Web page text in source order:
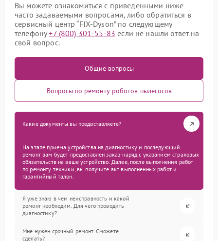
Вы можете ознакомиться с приведенными ниже
часто задаваемыми вопросами, либо обратиться в
сервисный центр “FIX-Dyson” по следующему
телефону+7 (800) 301-55-83 если не нашли ответ на
свой вопрос.
Общие вопросы
Вопросы по ремонту роботов-пылесосов
Какие документы вы предоставляете?
На этапе приема устройства на диагностику и последующий
ремонт вам будет предоставлен заказ-наряд с указанием страховых
обязательств на ваше устройство. Далее, после выполнения работ
по ремонту техники, вы получите акт выполненных работ и
гарантийный талон.
Я уже знаю в чем неисправность и какой
ремонт необходим. Для чего проводить
диагностику?
Мне нужен срочный ремонт. Сможете
сделать?